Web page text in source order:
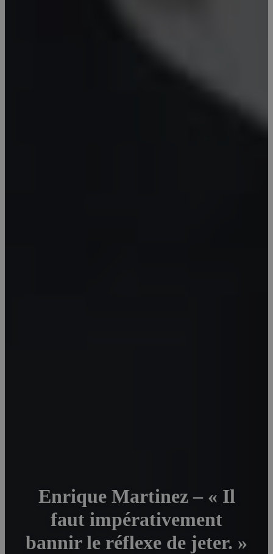
Enrique Martinez – « Il
faut impérativement
bannir le réflexe de jeter. »